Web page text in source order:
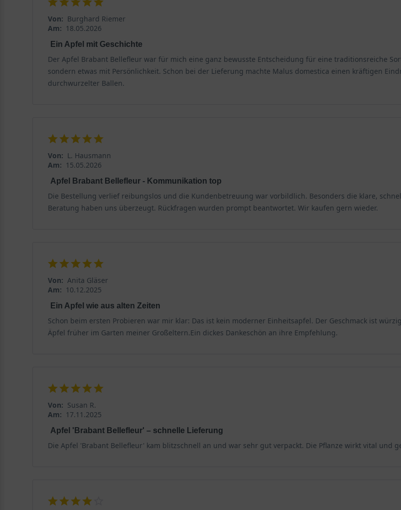
Von: Burghard Riemer
Am: 18.05.2026
Ein Apfel mit Geschichte
Der Apfel Brabant Bellefleur war für mich eine ganz bewusste Entscheidung für eine traditionsreiche
sondern etwas mit Persönlichkeit. Schon bei der Lieferung machte Malus domestica einen kräftigen
durchwurzelter Ballen.
Von: L. Hausmann
Am: 15.05.2026
Apfel Brabant Bellefleur - Kommunikation top
Die Bestellung verlief reibungslos und die Kundenbetreuung war vorbildlich. Besonders die klare,
Beratung haben uns überzeugt. Rückfragen wurden prompt beantwortet. Wir kaufen gern wieder.
Von: Anita Gläser
Am: 10.12.2025
Ein Apfel wie aus alten Zeiten
Schon beim ersten Probieren war mir klar: Das ist kein moderner Einheitsapfel. Der Geschmack ist
Äpfel früher im Garten meiner Großeltern.Ein dickes Dankeschön an ihre Empfehlung.
Von: Susan R.
Am: 17.11.2025
Apfel 'Brabant Bellefleur' – schnelle Lieferung
Die Apfel 'Brabant Bellefleur' kam blitzschnell an und war sehr gut verpackt. Die Pflanze wirkt vital und